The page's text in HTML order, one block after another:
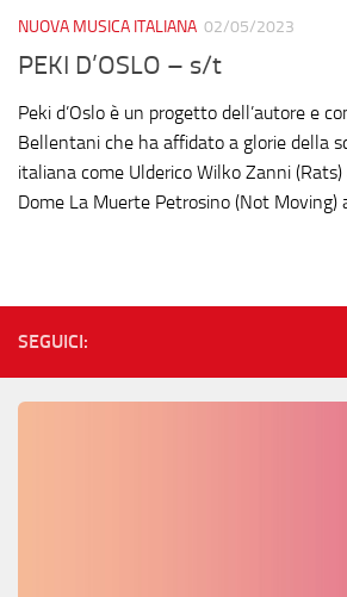
NUOVA MUSICA ITALIANA 02/05/2023
PEKI D’OSLO – s/t
Peki d’Oslo è un progetto dell’autore e
Bellentani che ha affidato a glorie della
italiana come Ulderico Wilko Zanni
Dome La Muerte Petrosino (Not Moving)
SEGUICI: